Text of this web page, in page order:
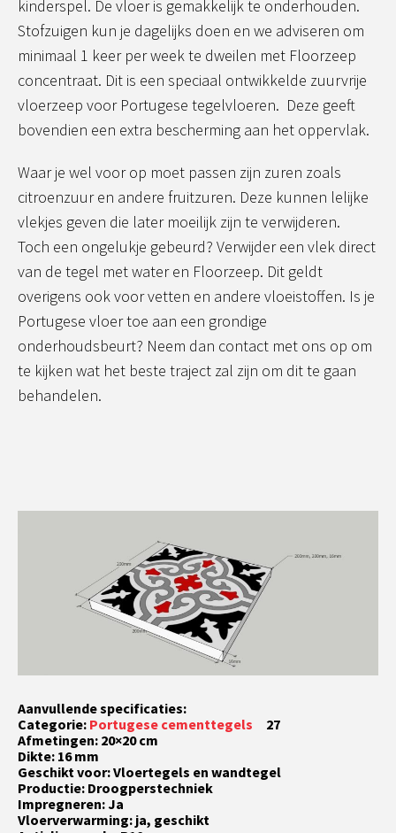
kinderspel. De vloer is gemakkelijk te onderhouden.
Stofzuigen kun je dagelijks doen en we adviseren om
minimaal 1 keer per week te dweilen met Floorzeep
concentraat. Dit is een speciaal ontwikkelde zuurvrije
vloerzeep voor Portugese tegelvloeren. Deze geeft
bovendien een extra bescherming aan het oppervlak.
Waar je wel voor op moet passen zijn zuren zoals
citroenzuur en andere fruitzuren. Deze kunnen lelijke
vlekjes geven die later moeilijk zijn te verwijderen.
Toch een ongelukje gebeurd? Verwijder een vlek direct
van de tegel met water en Floorzeep. Dit geldt
overigens ook voor vetten en andere vloeistoffen. Is je
Portugese vloer toe aan een grondige
onderhoudsbeurt? Neem dan contact met ons op om
te kijken wat het beste traject zal zijn om dit te gaan
behandelen.
Aanvullende specificaties:
Categorie: Portugese cementtegels 27
Afmetingen: 20×20 cm
Dikte: 16 mm
Geschikt voor: Vloertegels en wandtegel
Productie: Droogperstechniek
Impregneren: Ja
Vloerverwarming: ja, geschikt